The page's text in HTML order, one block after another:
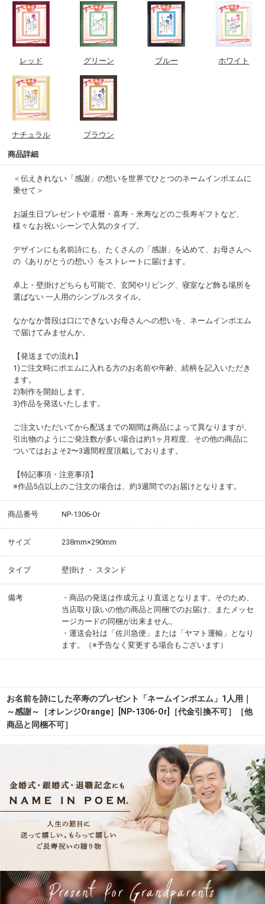
レッド グリーン ブルー ホワイト
ナチュラル ブラウン
商品詳細
＜伝えきれない「感謝」の想いを世界でひとつのネームインポエムに
乗せて＞
お誕生日プレゼントや還暦・喜寿・米寿などのご長寿ギフトなど、
様々なお祝いシーンで人気のタイプ。
デザインにも名前詩にも、たくさんの「感謝」を込めて、お母さんへ
の《ありがとうの想い》をストレートに届けます。
卓上・壁掛けどちらも可能で、玄関やリビング、寝室など飾る場所を
選ばない 一人用のシンプルスタイル。
なかなか普段は口にできないお母さんへの想いを、ネームインポエム
で届けてみませんか。
【発送までの流れ】
1)ご注文時にポエムに入れる方のお名前や年齢、続柄を記入いただき
ます。
2)制作を開始します。
3)作品を発送いたします。
ご注文いただいてから配送までの期間は商品によって異なりますが、
引出物のようにご発注数が多い場合は約1ヶ月程度、その他の商品に
ついてはおよそ2〜3週間程度頂戴しております。
【特記事項・注意事項】
※作品5点以上のご注文の場合は、約3週間でのお届けとなります。
商品番号 NP-1306-Or
サイズ 238mm×290mm
タイプ 壁掛け ・ スタンド
備考
・商品の発送は作成元より直送となります。そのため、
当店取り扱いの他の商品と同梱でのお届け、またメッセ
ージカードの同梱が出来ません。
・運送会社は「佐川急便」または「ヤマト運輸」となり
ます。（※予告なく変更する場合もございます）
お名前を詩にした卒寿のプレゼント「ネームインポエム」1人用｜
～感謝～［オレンジOrange］[NP-1306-Or]［代金引換不可］［他
商品と同梱不可］